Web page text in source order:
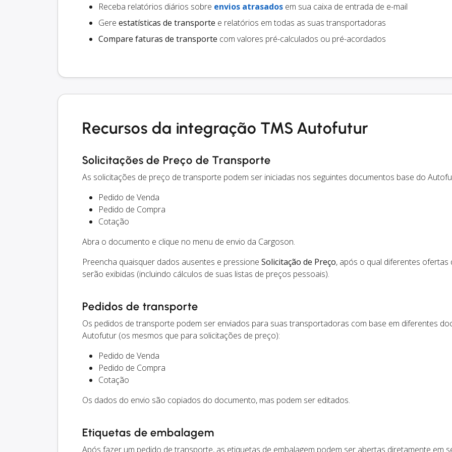
Receba relatórios diários sobre envios atrasados em sua caixa de entrada de e-mail
Gere estatísticas de transporte e relatórios em todas as suas transportadoras
Compare faturas de transporte com valores pré-calculados ou pré-acordados
Recursos da integração TMS Autofutur
Solicitações de Preço de Transporte
As solicitações de preço de transporte podem ser iniciadas nos seguintes documentos base do
Pedido de Venda
Pedido de Compra
Cotação
Abra o documento e clique no menu de envio da Cargoson.
Preencha quaisquer dados ausentes e pressione Solicitação de Preço, após o qual diferentes ofertas
serão exibidas (incluindo cálculos de suas listas de preços pessoais).
Pedidos de transporte
Os pedidos de transporte podem ser enviados para suas transportadoras com base em diferentes
Autofutur (os mesmos que para solicitações de preço):
Pedido de Venda
Pedido de Compra
Cotação
Os dados do envio são copiados do documento, mas podem ser editados.
Etiquetas de embalagem
Após fazer um pedido de transporte, as etiquetas de embalagem podem ser abertas diretamente em